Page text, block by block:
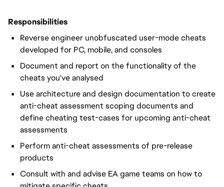
Responsibilities
Reverse engineer unobfuscated user-mode cheats
developed for PC, mobile, and consoles
Document and report on the functionality of the
cheats you've analysed
Use architecture and design documentation to create
anti-cheat assessment scoping documents and
define cheating test-cases for upcoming anti-cheat
assessments
Perform anti-cheat assessments of pre-release
products
Consult with and advise EA game teams on how to